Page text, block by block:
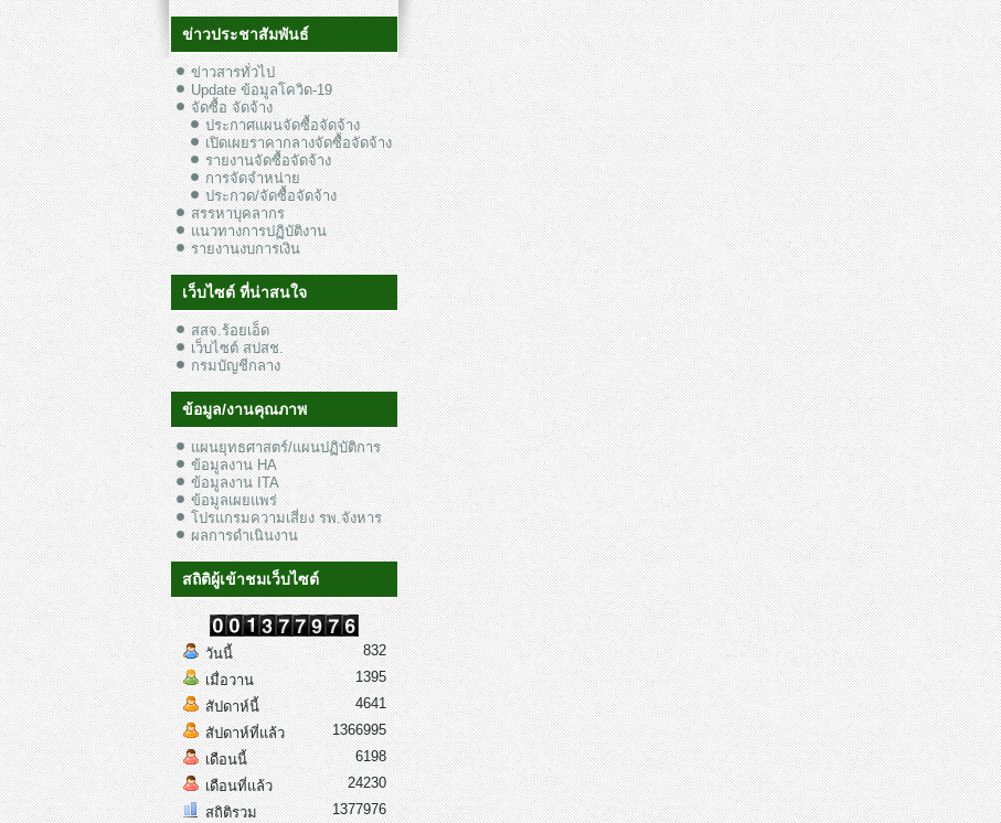
ข่าวประชาสัมพันธ์
ข่าวสารทั่วไป
Update ข้อมูลโควิด-19
จัดซื้อ จัดจ้าง
ประกาศแผนจัดซื้อจัดจ้าง
เปิดเผยราคากลางจัดซื้อจัดจ้าง
รายงานจัดซื้อจัดจ้าง
การจัดจำหน่าย
ประกวด/จัดซื้อจัดจ้าง
สรรหาบุคลากร
แนวทางการปฏิบัติงาน
รายงานงบการเงิน
เว็บไซต์ ที่น่าสนใจ
สสจ.ร้อยเอ็ด
เว็บไซต์ สปสช.
กรมบัญชีกลาง
ข้อมูล/งานคุณภาพ
แผนยุทธศาสตร์/แผนปฏิบัติการ
ข้อมูลงาน HA
ข้อมูลงาน ITA
ข้อมูลเผยแพร่
โปรแกรมความเสี่ยง รพ.จังหาร
ผลการดำเนินงาน
สถิติผู้เข้าชมเว็บไซต์
วันนี้
เมื่อวาน
สัปดาห์นี้
สัปดาห์ที่แล้ว
เดือนนี้
เดือนที่แล้ว
สถิติรวม
832
1395
4641
1366995
6198
24230
1377976